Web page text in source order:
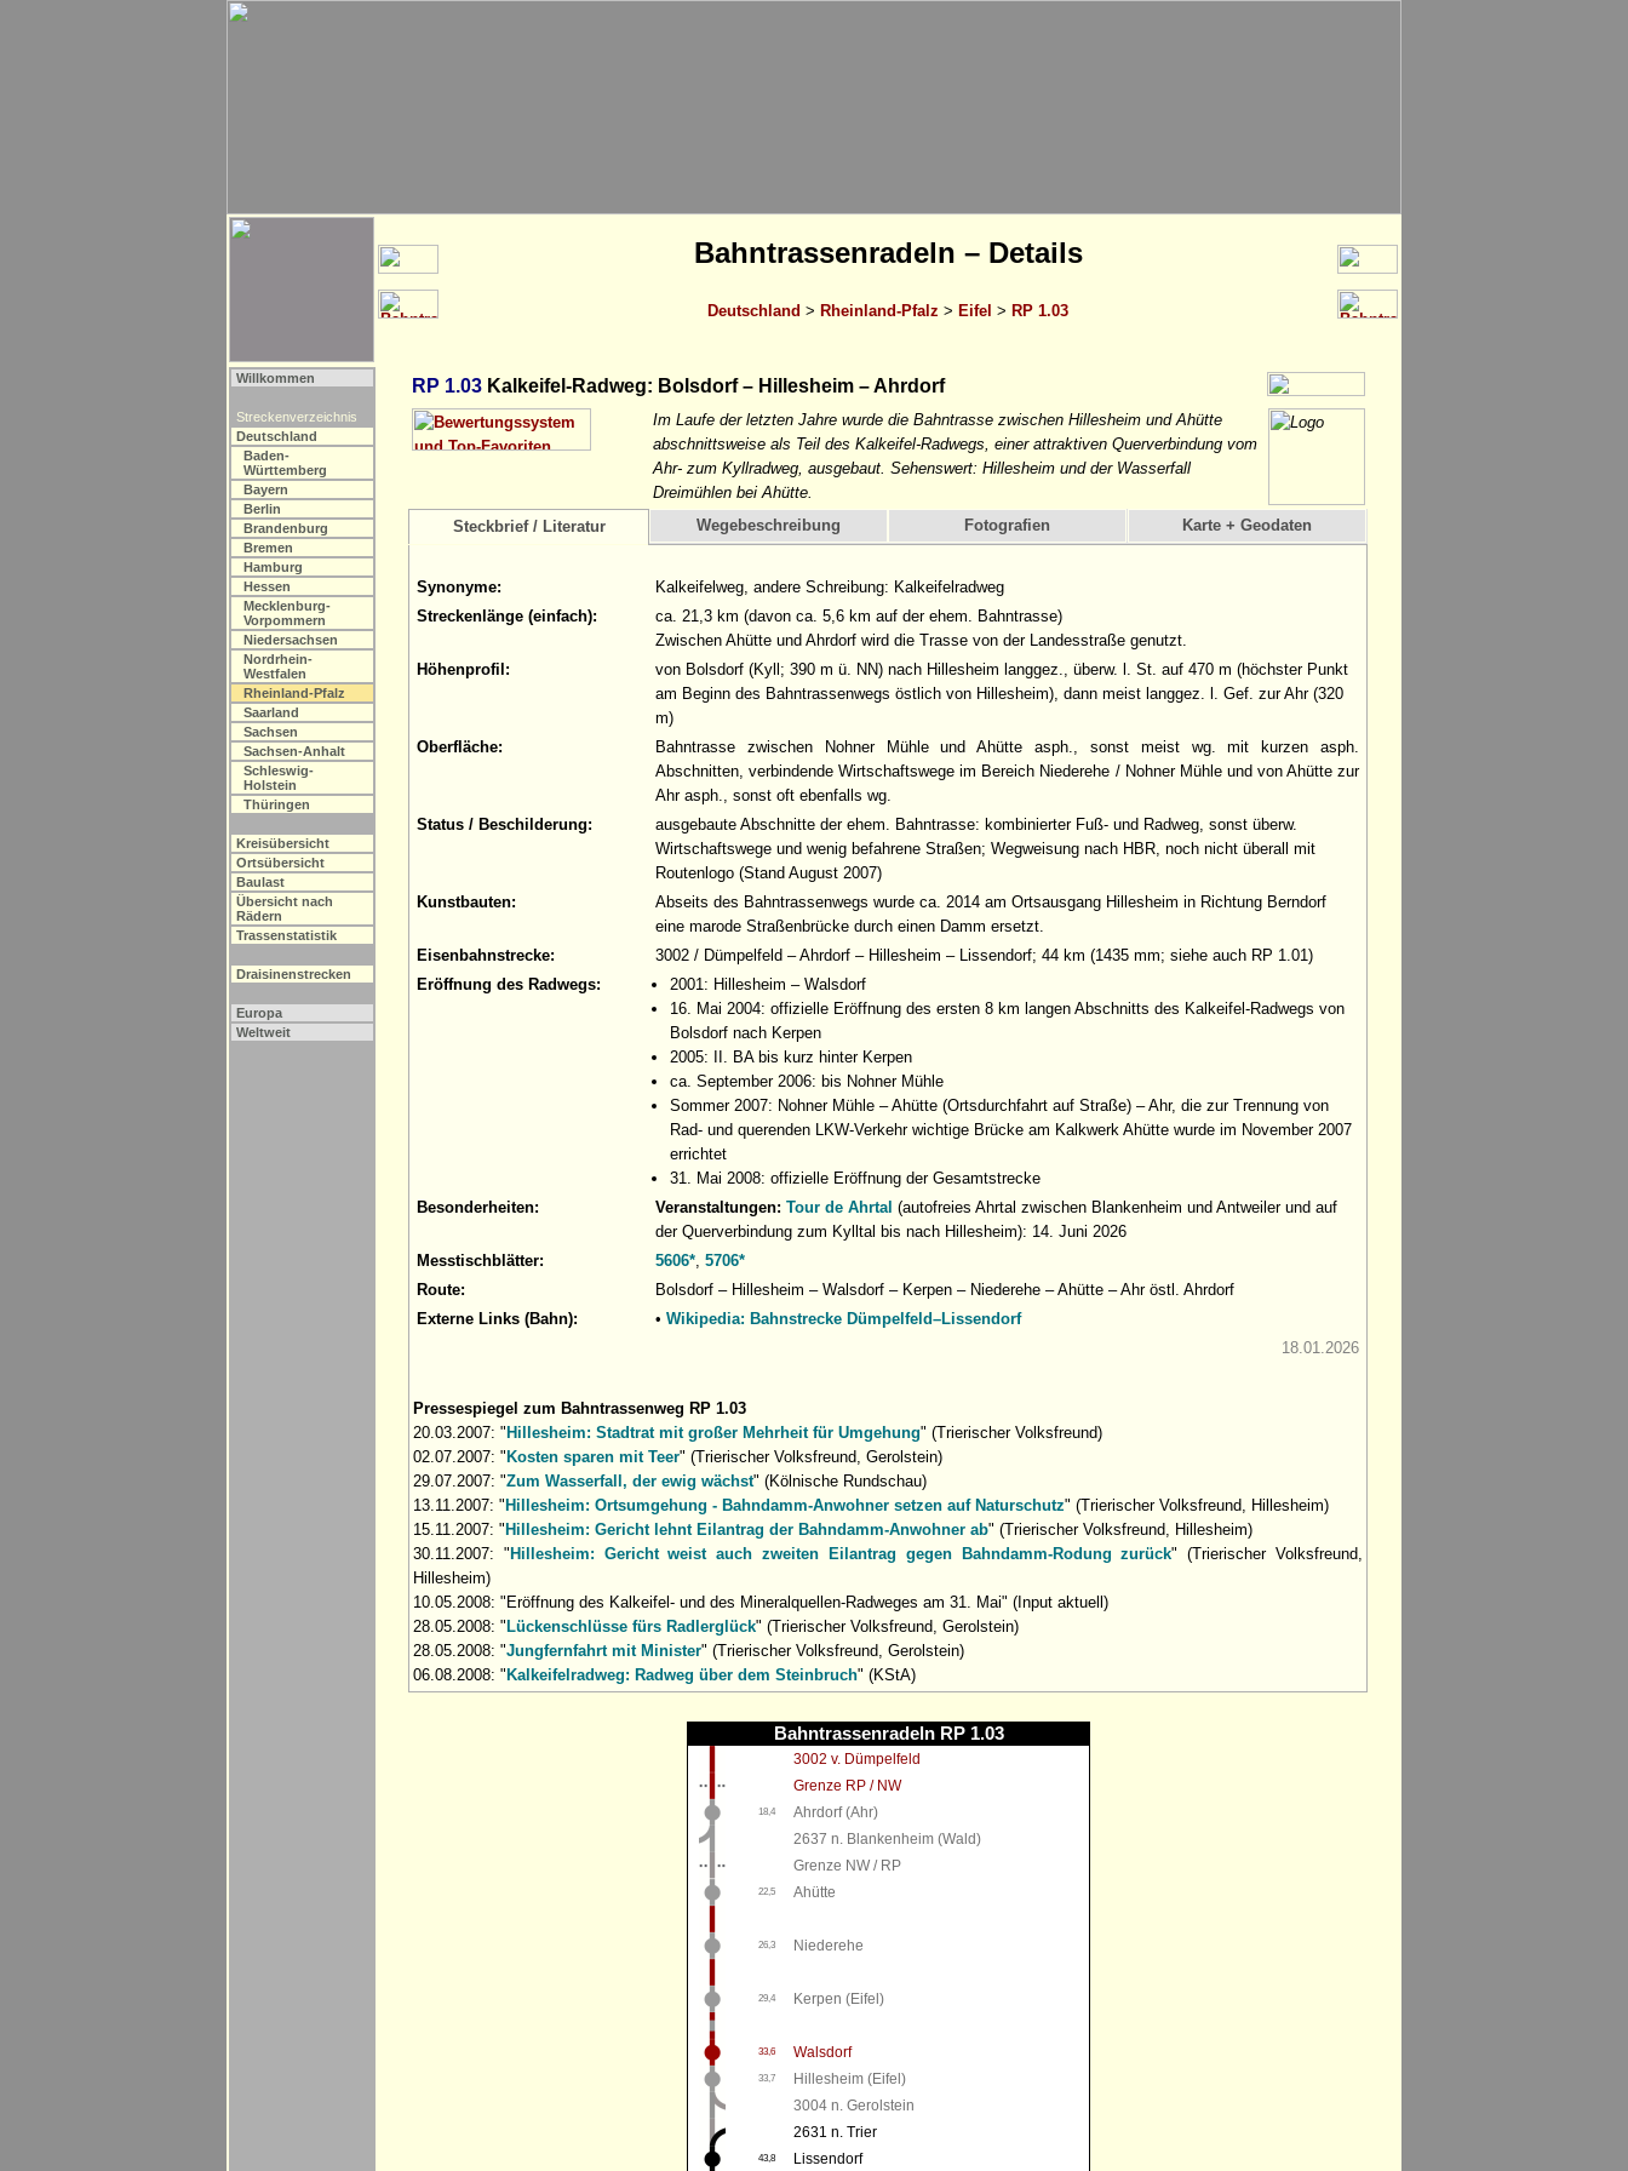
Bahntrassenradeln – Details
Deutschland > Rheinland-Pfalz > Eifel > RP 1.03
Willkommen
Streckenverzeichnis
Deutschland
Baden-
Württemberg
Bayern
Berlin
Brandenburg
Bremen
Hamburg
Hessen
Mecklenburg-
Vorpommern
Niedersachsen
Nordrhein-
Westfalen
Rheinland-Pfalz
Saarland
Sachsen
Sachsen-Anhalt
Schleswig-
Holstein
Thüringen
Kreisübersicht
Ortsübersicht
Baulast
Übersicht nach
Rädern
Trassenstatistik
Draisinenstrecken
Europa
Weltweit
RP 1.03 Kalkeifel-Radweg: Bolsdorf – Hillesheim – Ahrdorf
Im Laufe der letzten Jahre wurde die Bahntrasse zwischen Hillesheim und Ahütte
abschnittsweise als Teil des Kalkeifel-Radwegs, einer attraktiven Querverbindung vom
Ahr- zum Kyllradweg, ausgebaut. Sehenswert: Hillesheim und der Wasserfall
Dreimühlen bei Ahütte.
Steckbrief / Literatur
Wegebeschreibung Fotografien Karte + Geodaten
Synonyme:
Kalkeifelweg, andere Schreibung: Kalkeifelradweg
Streckenlänge (einfach):
ca. 21,3 km (davon ca. 5,6 km auf der ehem. Bahntrasse)
Zwischen Ahütte und Ahrdorf wird die Trasse von der Landesstraße genutzt.
Höhenprofil:
von Bolsdorf (Kyll; 390 m ü. NN) nach Hillesheim langgez., überw. l. St. auf 470 m (höchster Punkt
am Beginn des Bahntrassenwegs östlich von Hillesheim), dann meist langgez. l. Gef. zur Ahr (320
m)
Oberfläche:
Bahntrasse zwischen Nohner Mühle und Ahütte asph., sonst meist wg. mit kurzen asph.
Abschnitten, verbindende Wirtschaftswege im Bereich Niederehe / Nohner Mühle und von Ahütte zur
Ahr asph., sonst oft ebenfalls wg.
Status / Beschilderung:
ausgebaute Abschnitte der ehem. Bahntrasse: kombinierter Fuß- und Radweg, sonst überw.
Wirtschaftswege und wenig befahrene Straßen; Wegweisung nach HBR, noch nicht überall mit
Routenlogo (Stand August 2007)
Kunstbauten:
Abseits des Bahntrassenwegs wurde ca. 2014 am Ortsausgang Hillesheim in Richtung Berndorf
eine marode Straßenbrücke durch einen Damm ersetzt.
Eisenbahnstrecke:
3002 / Dümpelfeld – Ahrdorf – Hillesheim – Lissendorf; 44 km (1435 mm; siehe auch RP 1.01)
Eröffnung des Radwegs:
2001: Hillesheim – Walsdorf
16. Mai 2004: offizielle Eröffnung des ersten 8 km langen Abschnitts des Kalkeifel-Radwegs von
Bolsdorf nach Kerpen
2005: II. BA bis kurz hinter Kerpen
ca. September 2006: bis Nohner Mühle
Sommer 2007: Nohner Mühle – Ahütte (Ortsdurchfahrt auf Straße) – Ahr, die zur Trennung von
Rad- und querenden LKW-Verkehr wichtige Brücke am Kalkwerk Ahütte wurde im November 2007
errichtet
31. Mai 2008: offizielle Eröffnung der Gesamtstrecke
Besonderheiten:
Veranstaltungen: Tour de Ahrtal (autofreies Ahrtal zwischen Blankenheim und Antweiler und auf
der Querverbindung zum Kylltal bis nach Hillesheim): 14. Juni 2026
Messtischblätter:
5606*, 5706*
Route:
Bolsdorf – Hillesheim – Walsdorf – Kerpen – Niederehe – Ahütte – Ahr östl. Ahrdorf
Externe Links (Bahn):
• Wikipedia: Bahnstrecke Dümpelfeld–Lissendorf
18.01.2026
Pressespiegel zum Bahntrassenweg RP 1.03
20.03.2007: "Hillesheim: Stadtrat mit großer Mehrheit für Umgehung" (Trierischer Volksfreund)
02.07.2007: "Kosten sparen mit Teer" (Trierischer Volksfreund, Gerolstein)
29.07.2007: "Zum Wasserfall, der ewig wächst" (Kölnische Rundschau)
13.11.2007: "Hillesheim: Ortsumgehung - Bahndamm-Anwohner setzen auf Naturschutz" (Trierischer Volksfreund, Hillesheim)
15.11.2007: "Hillesheim: Gericht lehnt Eilantrag der Bahndamm-Anwohner ab" (Trierischer Volksfreund, Hillesheim)
30.11.2007: "Hillesheim: Gericht weist auch zweiten Eilantrag gegen Bahndamm-Rodung zurück" (Trierischer Volksfreund,
Hillesheim)
10.05.2008: "Eröffnung des Kalkeifel- und des Mineralquellen-Radweges am 31. Mai" (Input aktuell)
28.05.2008: "Lückenschlüsse fürs Radlerglück" (Trierischer Volksfreund, Gerolstein)
28.05.2008: "Jungfernfahrt mit Minister" (Trierischer Volksfreund, Gerolstein)
06.08.2008: "Kalkeifelradweg: Radweg über dem Steinbruch" (KStA)
Bahntrassenradeln RP 1.03
3002 v. Dümpelfeld
Grenze RP / NW
18,4
Ahrdorf (Ahr)
2637 n. Blankenheim (Wald)
Grenze NW / RP
22,5 Ahütte
26,3 Niederehe
29,4 Kerpen (Eifel)
33,6 Walsdorf
33,7
Hillesheim (Eifel)
3004 n. Gerolstein
2631 n. Trier
43,8 Lissendorf